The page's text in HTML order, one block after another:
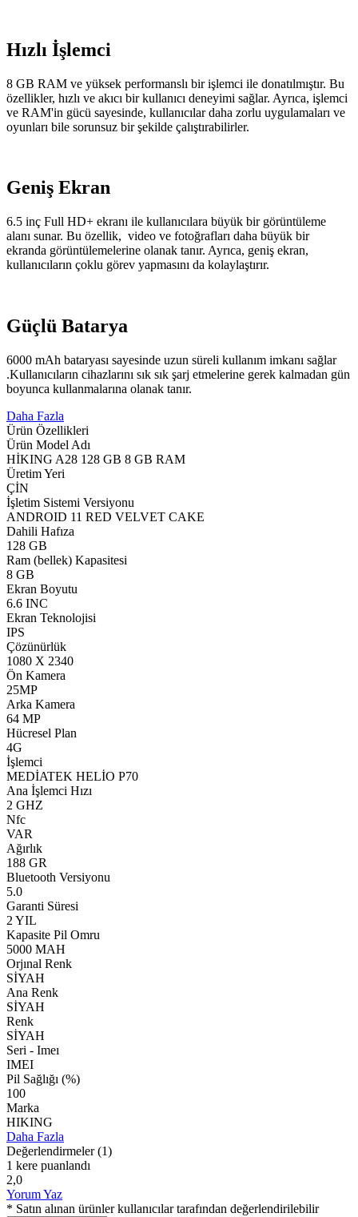
Hızlı İşlemci
8 GB RAM ve yüksek performanslı bir işlemci ile donatılmıştır. Bu
özellikler, hızlı ve akıcı bir kullanıcı deneyimi sağlar. Ayrıca, işlemci
ve RAM'in gücü sayesinde, kullanıcılar daha zorlu uygulamaları ve
oyunları bile sorunsuz bir şekilde çalıştırabilirler.
Geniş Ekran
6.5 inç Full HD+ ekranı ile kullanıcılara büyük bir görüntüleme
alanı sunar. Bu özellik, video ve fotoğrafları daha büyük bir
ekranda görüntülemelerine olanak tanır. Ayrıca, geniş ekran,
kullanıcıların çoklu görev yapmasını da kolaylaştırır.
Güçlü Batarya
6000 mAh bataryası sayesinde uzun süreli kullanım imkanı sağlar
.Kullanıcıların cihazlarını sık sık şarj etmelerine gerek kalmadan gün
boyunca kullanmalarına olanak tanır.
Daha Fazla
Ürün Özellikleri
Ürün Model Adı
HİKING A28 128 GB 8 GB RAM
Üretim Yeri
ÇİN
İşletim Sistemi Versiyonu
ANDROID 11 RED VELVET CAKE
Dahili Hafıza
128 GB
Ram (bellek) Kapasitesi
8 GB
Ekran Boyutu
6.6 INC
Ekran Teknolojisi
IPS
Çözünürlük
1080 X 2340
Ön Kamera
25MP
Arka Kamera
64 MP
Hücresel Plan
4G
İşlemci
MEDİATEK HELİO P70
Ana İşlemci Hızı
2 GHZ
Nfc
VAR
Ağırlık
188 GR
Bluetooth Versiyonu
5.0
Garanti Süresi
2 YIL
Kapasite Pil Omru
5000 MAH
Orjınal Renk
SİYAH
Ana Renk
SİYAH
Renk
SİYAH
Seri - Imeı
IMEI
Pil Sağlığı (%)
100
Marka
HIKING
Daha Fazla
Değerlendirmeler (1)
1 kere puanlandı
2,0
Yorum Yaz
* Satın alınan ürünler kullanıcılar tarafından değerlendirilebilir